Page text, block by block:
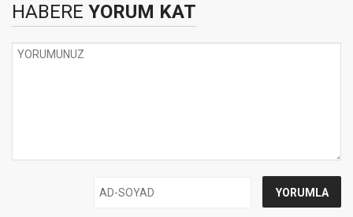
HABERE YORUM KAT